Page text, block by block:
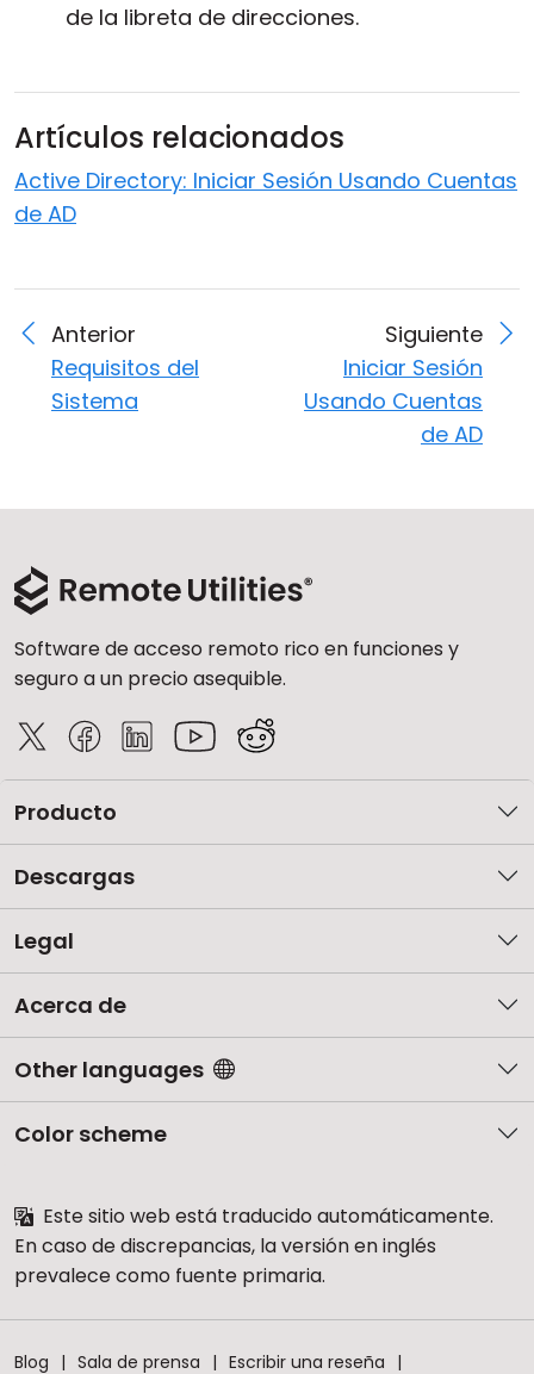
de la libreta de direcciones.
Artículos relacionados
Active Directory: Iniciar Sesión Usando Cuentas
de AD
Anterior
Requisitos del
Sistema
Siguiente
Iniciar Sesión
Usando Cuentas
de AD
Software de acceso remoto rico en funciones y
seguro a un precio asequible.
Producto
Descargas
Legal
Acerca de
Other languages
Color scheme
Este sitio web está traducido automáticamente.
En caso de discrepancias, la versión en inglés
prevalece como fuente primaria.
Blog Sala de prensa Escribir una reseña